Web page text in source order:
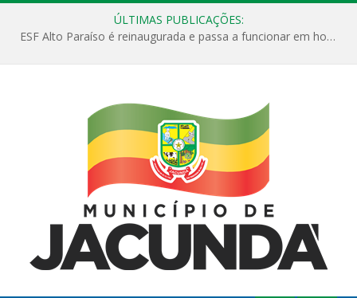
ÚLTIMAS PUBLICAÇÕES:
ESF Alto Paraíso é reinaugurada e passa a funcionar em horário estendido